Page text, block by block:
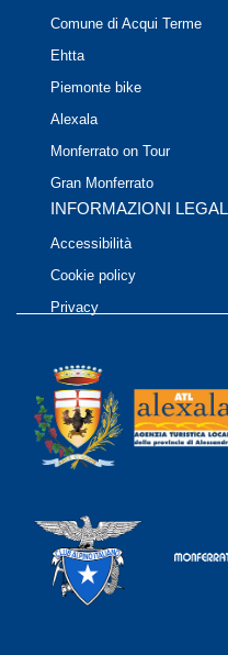
Comune di Acqui Terme
Ehtta
Piemonte bike
Alexala
Monferrato on Tour
Gran Monferrato
INFORMAZIONI
Accessibilità
Cookie policy
Privacy